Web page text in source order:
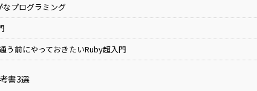
プログラミング
う前にやっておきたいRuby超入門
書3選